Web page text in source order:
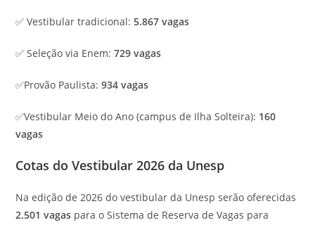
✅ Vestibular tradicional: 5.867 vagas
✅ Seleção via Enem:729 vagas
✅Provão Paulista: 934 vagas
✅Vestibular Meio do Ano (campus de Ilha Solteira): 160
vagas
Cotas do Vestibular 2026 da Unesp
Na edição de 2026 do vestibular da Unesp serão oferecidas
2.501 vagas para o Sistema de Reserva de Vagas para